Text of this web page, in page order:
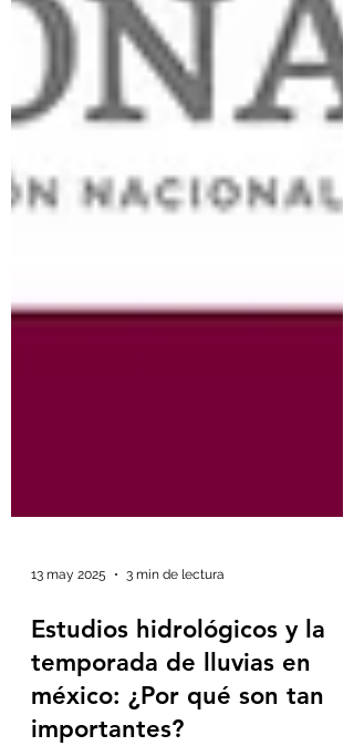
13 may 2025 3 min de lectura
Estudios hidrológicos y la
temporada de lluvias en